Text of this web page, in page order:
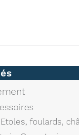
Etoles, foulards,